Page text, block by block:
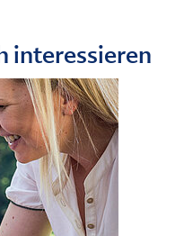
interessieren